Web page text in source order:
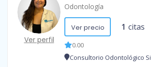
Ver perfil
Odontología
Ver precio 1 citas
0.00
Consultorio Odontológico